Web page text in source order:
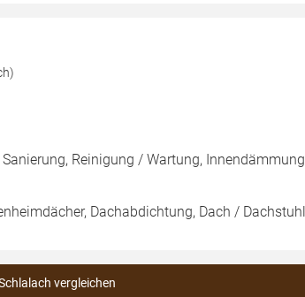
Reinigung / Wartung, Innendämmung
Dachabdichtung, Dach / Dachstuhl
vergleichen